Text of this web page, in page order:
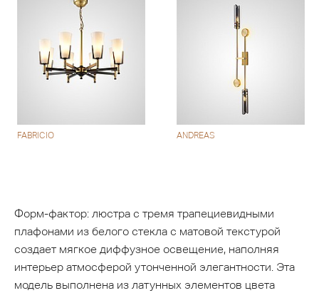
FABRICIO ANDREAS
Форм-фактор: люстра с тремя трапециевидными
плафонами из белого стекла с матовой текстурой
создает мягкое диффузное освещение, наполняя
интерьер атмосферой утонченной элегантности. Эта
модель выполнена из латунных элементов цвета